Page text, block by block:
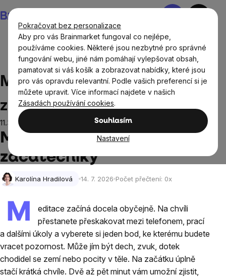
Pokračovat bez personalizace
Aby pro vás Brainmarket fungoval co nejlépe,
používáme cookies. Některé jsou nezbytné pro správné
fungování webu, jiné nám pomáhají vylepšovat obsah,
pamatovat si váš košík a zobrazovat nabídky, které jsou
pro vás opravdu relevantní. Podle vašich preferencí si je
můžete upravit. Více informací najdete v našich
Zásadách používání cookies.
Souhlasím
Nastavení
na
obsah
Nákupní
Blog Meditace: Průvodce pro začátečníky
Meditace: Průvodce pro
začátečníky
11.3.2025
Meditace: Průvodce pro
začátečníky
Karolína Hradilová 14. 7. 2026 Počet přečtení: 0x
M
editace začíná docela obyčejně. Na chvíli
přestanete přeskakovat mezi telefonem, prací
a dalšími úkoly a vyberete si jeden bod, ke kterému budete
vracet pozornost. Může jím být dech, zvuk, dotek
chodidel se zemí nebo pocity v těle. Na začátku úplně
stačí krátká chvíle. Dvě až pět minut vám umožní zjistit,